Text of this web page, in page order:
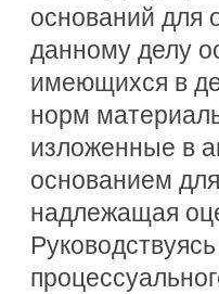
оснований для
данному делу
имеющихся в
норм
изложенные в
основанием
надлежащая